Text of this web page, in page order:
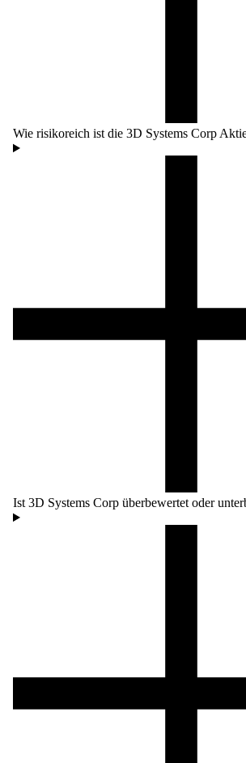
Wie risikoreich ist die 3D Systems Corp
Ist 3D Systems Corp überbewertet oder